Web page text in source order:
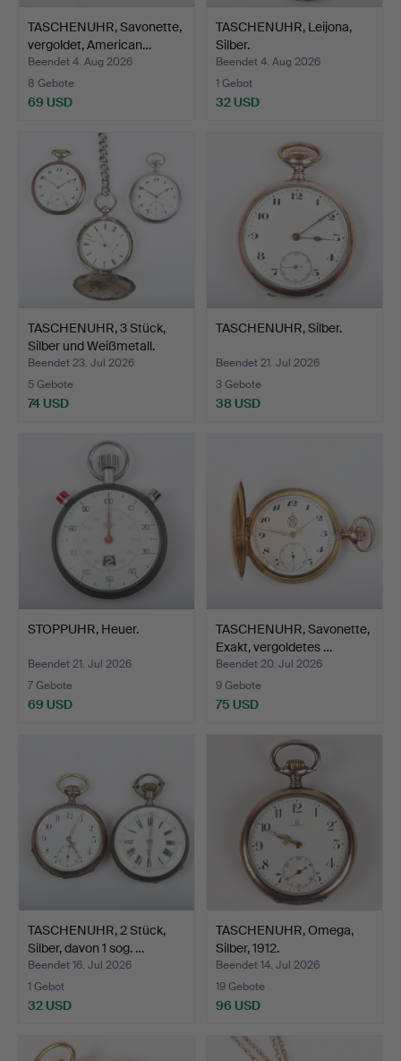
TASCHENUHR, Savonette,
vergoldet, American…
Beendet 4. Aug 2026
8 Gebote
69 USD
TASCHENUHR, Leijona,
Silber.
Beendet 4. Aug 2026
1 Gebot
32 USD
TASCHENUHR, 3 Stück,
Silber und Weißmetall.
Beendet 23. Jul 2026
5 Gebote
74 USD
TASCHENUHR, Silber.
Beendet 21. Jul 2026
3 Gebote
38 USD
STOPPUHR, Heuer.
Beendet 21. Jul 2026
7 Gebote
69 USD
TASCHENUHR, Savonette,
Exakt, vergoldetes …
Beendet 20. Jul 2026
9 Gebote
75 USD
TASCHENUHR, 2 Stück,
Silber, davon 1 sog. …
Beendet 16. Jul 2026
1 Gebot
32 USD
TASCHENUHR, Omega,
Silber, 1912.
Beendet 14. Jul 2026
19 Gebote
96 USD